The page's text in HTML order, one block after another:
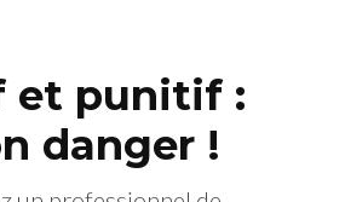
et punitif :
danger !